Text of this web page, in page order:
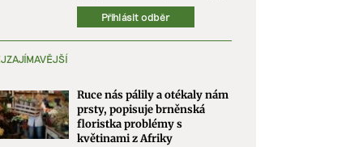
Přihlásit odběr
Ruce nás pálily a otékaly nám
prsty, popisuje brněnská
floristka problémy s
květinami z Afriky